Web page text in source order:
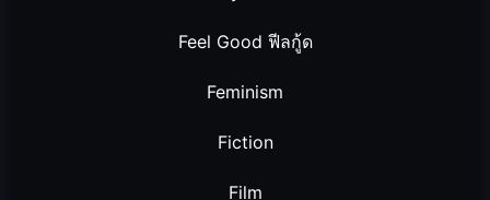
Feel Good ฟีลกู้ด
Feminism
Fiction
Film